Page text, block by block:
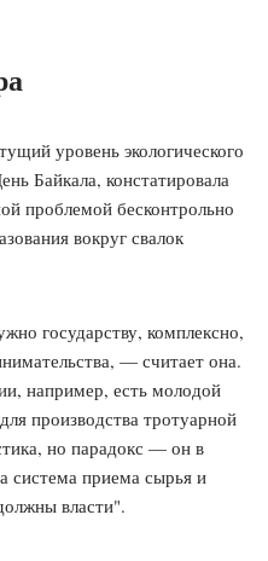
уровень экологического
Байкала, констатировала
проблемой бесконтрольно
вокруг свалок
государству, комплексно,
— считает она.
например, есть молодой
производства тротуарной
но парадокс — он в
система приема сырья и
власти".